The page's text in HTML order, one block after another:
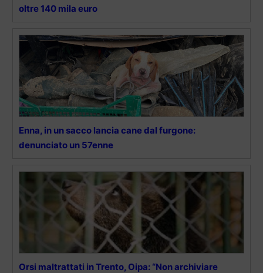
oltre 140 mila euro
Enna, in un sacco lancia cane dal furgone:
denunciato un 57enne
Orsi maltrattati in Trento, Oipa: “Non archiviare